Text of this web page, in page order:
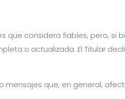
que considera fiables, pero, si
o actualizada. El Titular
que, en general,